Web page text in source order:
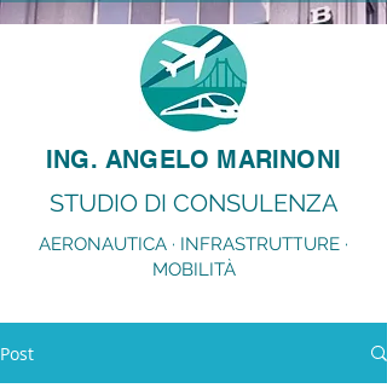
ING. ANGELO MARINONI
STUDIO DI CONSULENZA
AERONAUTICA · INFRASTRUTTURE ·
MOBILITÀ
Post